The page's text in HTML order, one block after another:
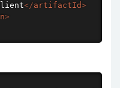
</artifactId>
>